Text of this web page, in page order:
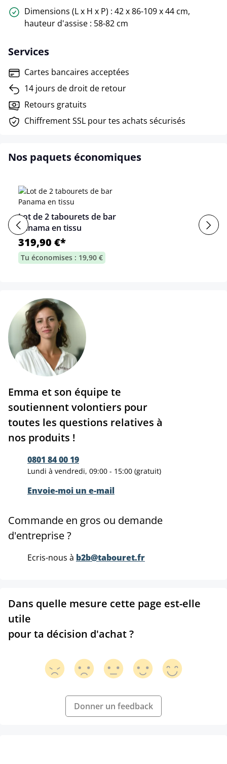
Dimensions (L x H x P) : 42 x 86-109 x 44 cm,
hauteur d'assise : 58-82 cm
Services
Cartes bancaires acceptées
14 jours de droit de retour
Retours gratuits
Chiffrement SSL pour tes achats sécurisés
Nos paquets économiques
Lot de 2 tabourets de bar
Panama en tissu
319,90 €*
Tu économises : 19,90 €
Emma et son équipe te
soutiennent volontiers pour
toutes les questions relatives à
nos produits !
0801 84 00 19
Lundi à vendredi, 09:00 - 15:00 (gratuit)
Envoie-moi un e-mail
Commande en gros ou demande
d'entreprise ?
Ecris-nous à b2b@tabouret.fr
Dans quelle mesure cette page est-elle
utile
pour ta décision d'achat ?
Donner un feedback